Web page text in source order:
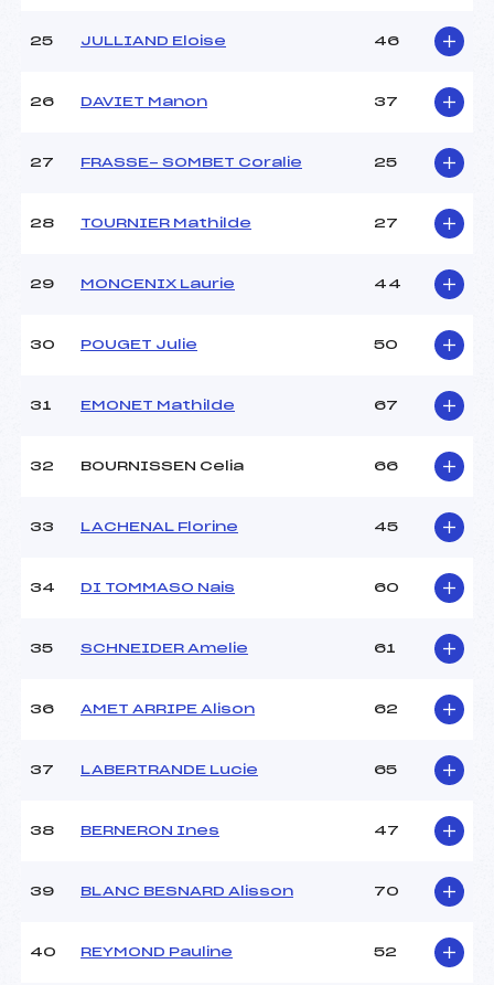
25 JULLIAND Eloise 46
26 DAVIET Manon 37
27 FRASSE- SOMBET Coralie 25
28 TOURNIER Mathilde 27
29 MONCENIX Laurie 44
30 POUGET Julie 50
31 EMONET Mathilde 67
32 BOURNISSEN Celia 66
33 LACHENAL Florine 45
34 DI TOMMASO Nais 60
35 SCHNEIDER Amelie 61
36 AMET ARRIPE Alison 62
37 LABERTRANDE Lucie 65
38 BERNERON Ines 47
39 BLANC BESNARD Alisson 70
40 REYMOND Pauline 52